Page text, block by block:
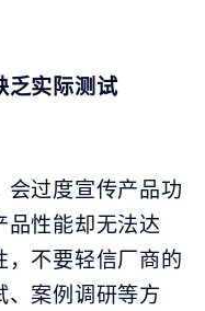
乏实际测试
过度宣传产品功
品性能却无法达
不要轻信厂商的
、案例调研等方